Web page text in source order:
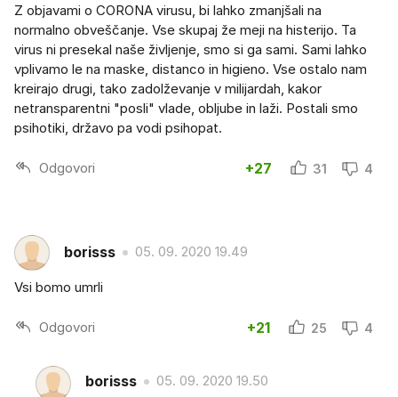
Z objavami o CORONA virusu, bi lahko zmanjšali na
normalno obveščanje. Vse skupaj že meji na histerijo. Ta
virus ni presekal naše življenje, smo si ga sami. Sami lahko
vplivamo le na maske, distanco in higieno. Vse ostalo nam
kreirajo drugi, tako zadolževanje v milijardah, kakor
netransparentni "posli" vlade, obljube in laži. Postali smo
psihotiki, državo pa vodi psihopat.
Odgovori +27 31 4
borisss 05. 09. 2020 19.49
Vsi bomo umrli
Odgovori +21 25 4
borisss 05. 09. 2020 19.50